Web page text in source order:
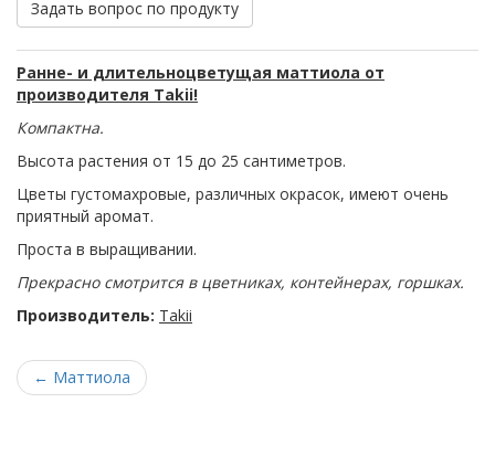
Задать вопрос по продукту
Ранне- и длительноцветущая маттиола от
производителя Takii!
Компактна.
Высота растения от 15 до 25 сантиметров.
Цветы густомахровые, различных окрасок, имеют очень
приятный аромат.
Проста в выращивании.
Прекрасно смотрится в цветниках, контейнерах, горшках.
Производитель: Takii
← Маттиола